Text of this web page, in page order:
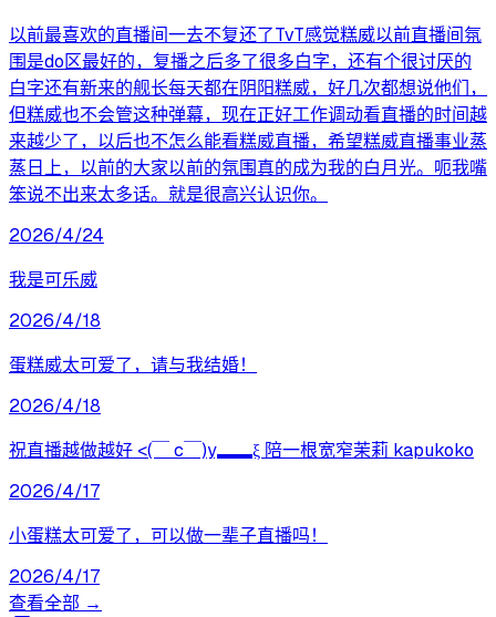
以前最喜欢的直播间一去不复还了TvT感觉糕威以前直播间氛
围是do区最好的，复播之后多了很多白字，还有个很讨厌的
白字还有新来的舰长每天都在阴阳糕威，好几次都想说他们，
但糕威也不会管这种弹幕，现在正好工作调动看直播的时间越
来越少了，以后也不怎么能看糕威直播，希望糕威直播事业蒸
蒸日上，以前的大家以前的氛围真的成为我的白月光。呃我嘴
笨说不出来太多话。就是很高兴认识你。
2026/4/24
我是可乐威
2026/4/18
蛋糕威太可爱了，请与我结婚！
2026/4/18
祝直播越做越好 <(￣ c￣)y▂▂ξ 陪一根宽窄茉莉 kapukoko
2026/4/17
小蛋糕太可爱了，可以做一辈子直播吗！
2026/4/17
查看全部 →